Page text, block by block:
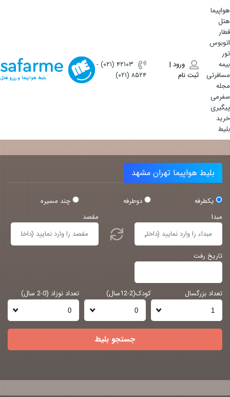
هواپیما
هتل
قطار
اتوبوس
تور
بیمه
مسافرتی
مجله
سفرمی
پیگیری
خرید
بلیط
ورود |
ثبت نام
(۰۲۱) ۴٢١٠٣
-
(۰۲۱) ۸۵۲۴
بلیط هواپیما و رزرو هتل
بلیط هواپیما تهران مشهد
یکطرفه دوطرفه
چند مسیره
مبدا
مقصد
تاریخ رفت
تعداد بزرگسال کودک(2-12سال) تعداد نوزاد (0-2 سال)
جستجو بلیط